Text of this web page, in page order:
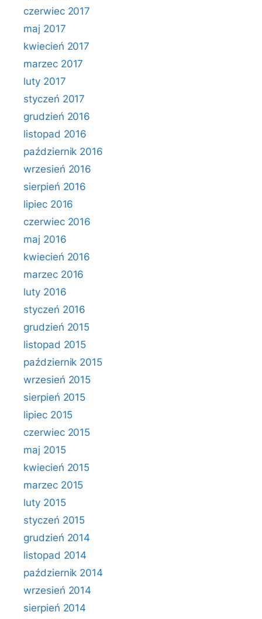
czerwiec 2017
maj 2017
kwiecień 2017
marzec 2017
luty 2017
styczeń 2017
grudzień 2016
listopad 2016
październik 2016
wrzesień 2016
sierpień 2016
lipiec 2016
czerwiec 2016
maj 2016
kwiecień 2016
marzec 2016
luty 2016
styczeń 2016
grudzień 2015
listopad 2015
październik 2015
wrzesień 2015
sierpień 2015
lipiec 2015
czerwiec 2015
maj 2015
kwiecień 2015
marzec 2015
luty 2015
styczeń 2015
grudzień 2014
listopad 2014
październik 2014
wrzesień 2014
sierpień 2014